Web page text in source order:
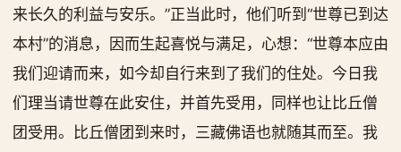
来长久的利益与安乐。”正当此时，他们听到“世尊已到达
本村”的消息，因而生起喜悦与满足，心想：“世尊本应由
我们迎请而来，如今却自行来到了我们的住处。今日我
们理当请世尊在此安住，并首先受用，同样也让比丘僧
团受用。比丘僧团到来时，三藏佛语也就随其而至。我